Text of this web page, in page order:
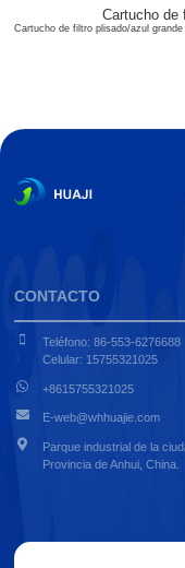
Cartucho de
Cartucho de filtro plisado/azul grande
CONTACTO
Teléfono: 86-553-6276688
Celular: 15755321025
+8615755321025
E-web@whhuajie.com
Parque industrial de la
Provincia de Anhui, China.